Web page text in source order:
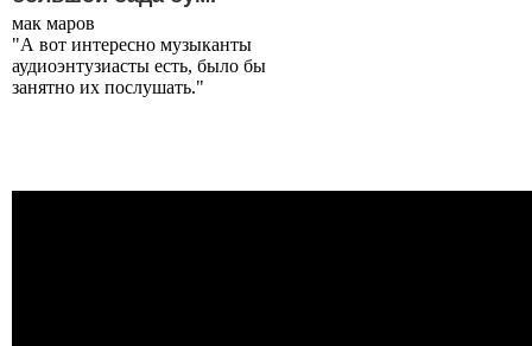
мак маров
"А вот интересно музыканты
аудиоэнтузиасты есть, было бы
занятно их послушать."